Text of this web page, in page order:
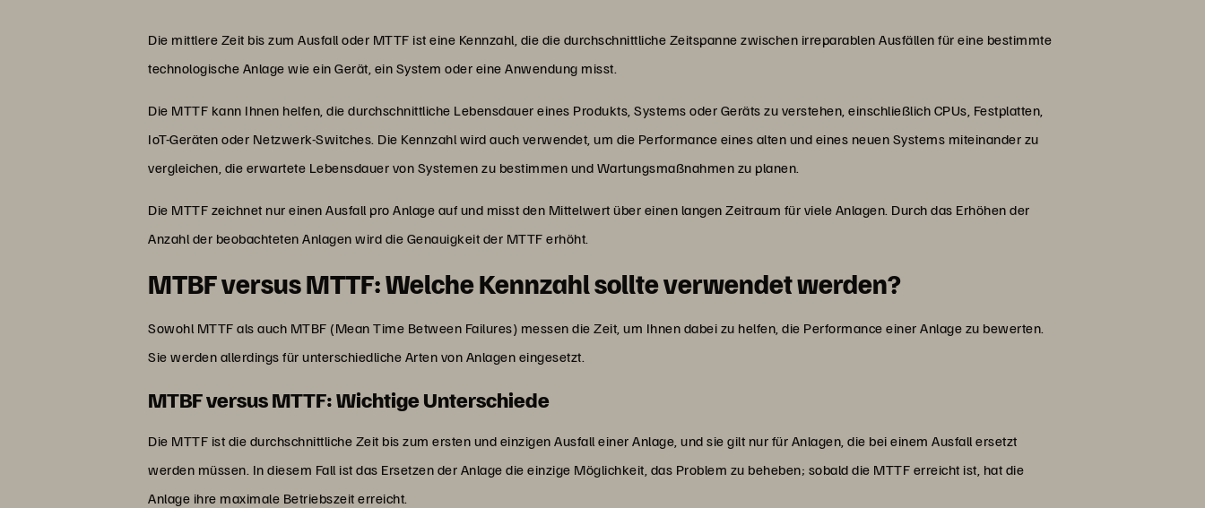
Die mittlere Zeit bis zum Ausfall oder MTTF ist eine Kennzahl, die die durchschnittliche Zeitspanne zwischen irreparablen Ausfällen für eine bestimmte
technologische Anlage wie ein Gerät, ein System oder eine Anwendung misst.
Die MTTF kann Ihnen helfen, die durchschnittliche Lebensdauer eines Produkts, Systems oder Geräts zu verstehen, einschließlich CPUs, Festplatten,
IoT-Geräten oder Netzwerk-Switches. Die Kennzahl wird auch verwendet, um die Performance eines alten und eines neuen Systems miteinander zu
vergleichen, die erwartete Lebensdauer von Systemen zu bestimmen und Wartungsmaßnahmen zu planen.
Die MTTF zeichnet nur einen Ausfall pro Anlage auf und misst den Mittelwert über einen langen Zeitraum für viele Anlagen. Durch das Erhöhen der
Anzahl der beobachteten Anlagen wird die Genauigkeit der MTTF erhöht.
MTBF versus MTTF: Welche Kennzahl sollte verwendet werden?
Sowohl MTTF als auch MTBF (Mean Time Between Failures) messen die Zeit, um Ihnen dabei zu helfen, die Performance einer Anlage zu bewerten.
Sie werden allerdings für unterschiedliche Arten von Anlagen eingesetzt.
MTBF versus MTTF: Wichtige Unterschiede
Die MTTF ist die durchschnittliche Zeit bis zum ersten und einzigen Ausfall einer Anlage, und sie gilt nur für Anlagen, die bei einem Ausfall ersetzt
werden müssen. In diesem Fall ist das Ersetzen der Anlage die einzige Möglichkeit, das Problem zu beheben; sobald die MTTF erreicht ist, hat die
Anlage ihre maximale Betriebszeit erreicht.